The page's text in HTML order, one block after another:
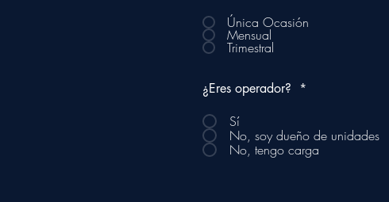
Única Ocasión
Mensual
Trimestral
¿Eres operador? *
Sí
No, soy dueño de unidades
No, tengo carga